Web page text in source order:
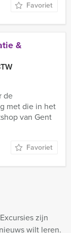
zijn
wilt leren.
Favoriet
&
de
met die in het
van Gent
Favoriet